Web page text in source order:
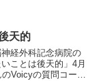
天的
経外科記念病院の
ことは後天的」4月
Voicyの質問コーナ